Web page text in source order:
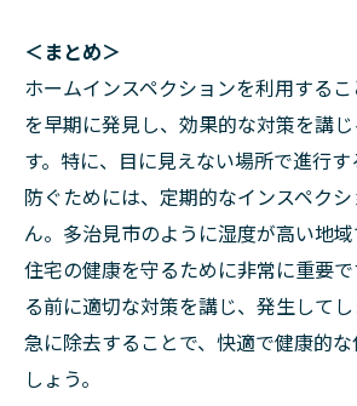
＜まとめ＞
ホームインスペクションを利用する
を早期に発見し、効果的な対策を講
す。特に、目に見えない場所で進行
防ぐためには、定期的なインスペク
ん。多治見市のように湿度が高い地
住宅の健康を守るために非常に重要
る前に適切な対策を講じ、発生して
急に除去することで、快適で健康的
しょう。